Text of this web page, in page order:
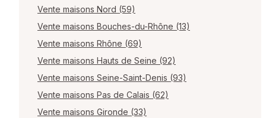
Vente maisons Nord (59)
Vente maisons Bouches-du-Rhône (13)
Vente maisons Rhône (69)
Vente maisons Hauts de Seine (92)
Vente maisons Seine-Saint-Denis (93)
Vente maisons Pas de Calais (62)
Vente maisons Gironde (33)